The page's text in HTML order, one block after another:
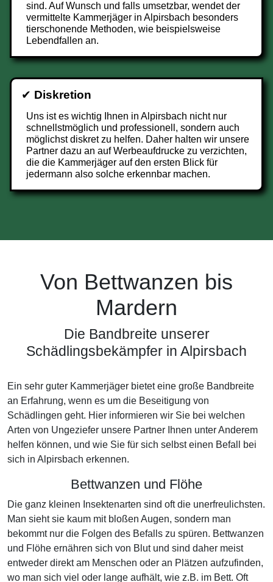
sind. Auf Wunsch und falls umsetzbar, wendet der
vermittelte Kammerjäger in Alpirsbach besonders
tierschonende Methoden, wie beispielsweise
Lebendfallen an.
✔ Diskretion
Uns ist es wichtig Ihnen in Alpirsbach nicht nur
schnellstmöglich und professionell, sondern auch
möglichst diskret zu helfen. Daher halten wir unsere
Partner dazu an auf Werbeaufdrucke zu verzichten,
die die Kammerjäger auf den ersten Blick für
jedermann also solche erkennbar machen.
Von Bettwanzen bis
Mardern
Die Bandbreite unserer
Schädlingsbekämpfer in Alpirsbach
Ein sehr guter Kammerjäger bietet eine große Bandbreite
an Erfahrung, wenn es um die Beseitigung von
Schädlingen geht. Hier informieren wir Sie bei welchen
Arten von Ungeziefer unsere Partner Ihnen unter Anderem
helfen können, und wie Sie für sich selbst einen Befall bei
sich in Alpirsbach erkennen.
Bettwanzen und Flöhe
Die ganz kleinen Insektenarten sind oft die unerfreulichsten.
Man sieht sie kaum mit bloßen Augen, sondern man
bekommt nur die Folgen des Befalls zu spüren. Bettwanzen
und Flöhe ernähren sich von Blut und sind daher meist
entweder direkt am Menschen oder an Plätzen aufzufinden,
wo man sich viel oder lange aufhält, wie z.B. im Bett. Oft